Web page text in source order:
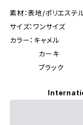
素材：表地/ポリエステ
サイズ：ワンサイズ
カラー：キャメル
カーキ
ブラック